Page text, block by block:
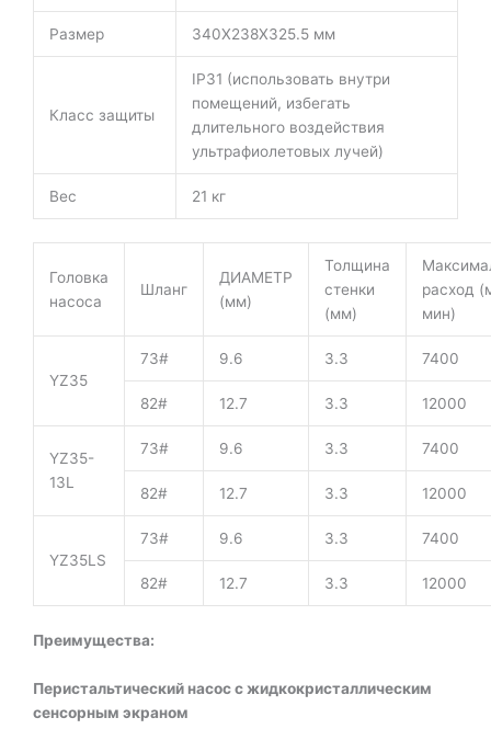
Размер 340X238X325.5 мм
Класс защиты
IP31 (использовать внутри
помещений, избегать
длительного воздействия
ультрафиолетовых лучей)
Вес 21 кг
Головка
насоса
Шланг
ДИАМЕТР
(мм)
Толщина
стенки
(мм)
расход
мин)
YZ35
73# 9.6 3.3 7400
82# 12.7 3.3 12000
YZ35-
13L
73# 9.6 3.3 7400
82# 12.7 3.3 12000
YZ35LS
73# 9.6 3.3 7400
82# 12.7 3.3 12000
Преимущества:
Перистальтический насос с жидкокристаллическим
сенсорным экраном